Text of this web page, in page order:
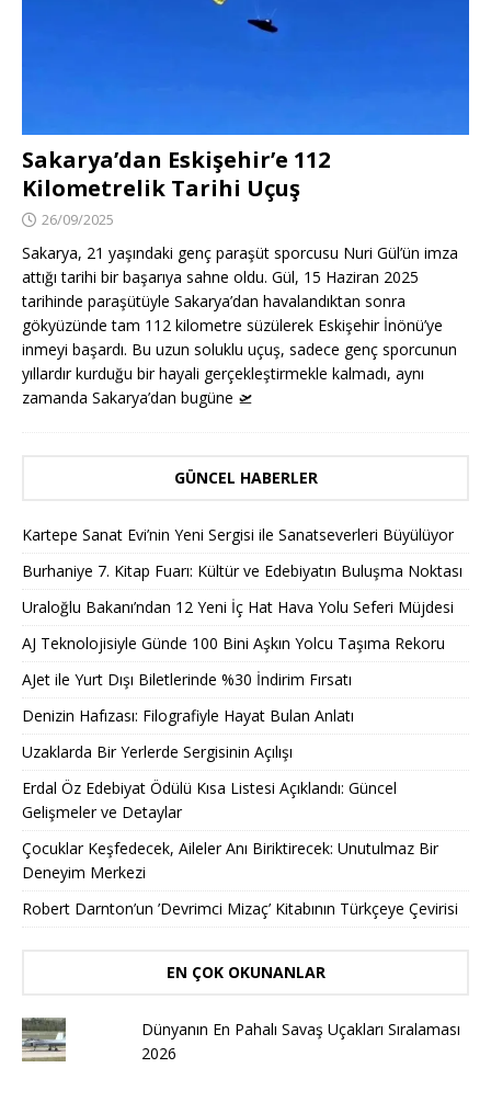
Sakarya’dan Eskişehir’e 112
Kilometrelik Tarihi Uçuş
26/09/2025
Sakarya, 21 yaşındaki genç paraşüt sporcusu Nuri Gül’ün imza
attığı tarihi bir başarıya sahne oldu. Gül, 15 Haziran 2025
tarihinde paraşütüyle Sakarya’dan havalandıktan sonra
gökyüzünde tam 112 kilometre süzülerek Eskişehir İnönü’ye
inmeyi başardı. Bu uzun soluklu uçuş, sadece genç sporcunun
yıllardır kurduğu bir hayali gerçekleştirmekle kalmadı, aynı
zamanda Sakarya’dan bugüne 🛫
GÜNCEL HABERLER
Kartepe Sanat Evi’nin Yeni Sergisi ile Sanatseverleri Büyülüyor
Burhaniye 7. Kitap Fuarı: Kültür ve Edebiyatın Buluşma Noktası
Uraloğlu Bakanı’ndan 12 Yeni İç Hat Hava Yolu Seferi Müjdesi
AJ Teknolojisiyle Günde 100 Bini Aşkın Yolcu Taşıma Rekoru
AJet ile Yurt Dışı Biletlerinde %30 İndirim Fırsatı
Denizin Hafızası: Filografiyle Hayat Bulan Anlatı
Uzaklarda Bir Yerlerde Sergisinin Açılışı
Erdal Öz Edebiyat Ödülü Kısa Listesi Açıklandı: Güncel
Gelişmeler ve Detaylar
Çocuklar Keşfedecek, Aileler Anı Biriktirecek: Unutulmaz Bir
Deneyim Merkezi
Robert Darnton’un ’Devrimci Mizaç’ Kitabının Türkçeye Çevirisi
EN ÇOK OKUNANLAR
Dünyanın En Pahalı Savaş Uçakları Sıralaması
2026